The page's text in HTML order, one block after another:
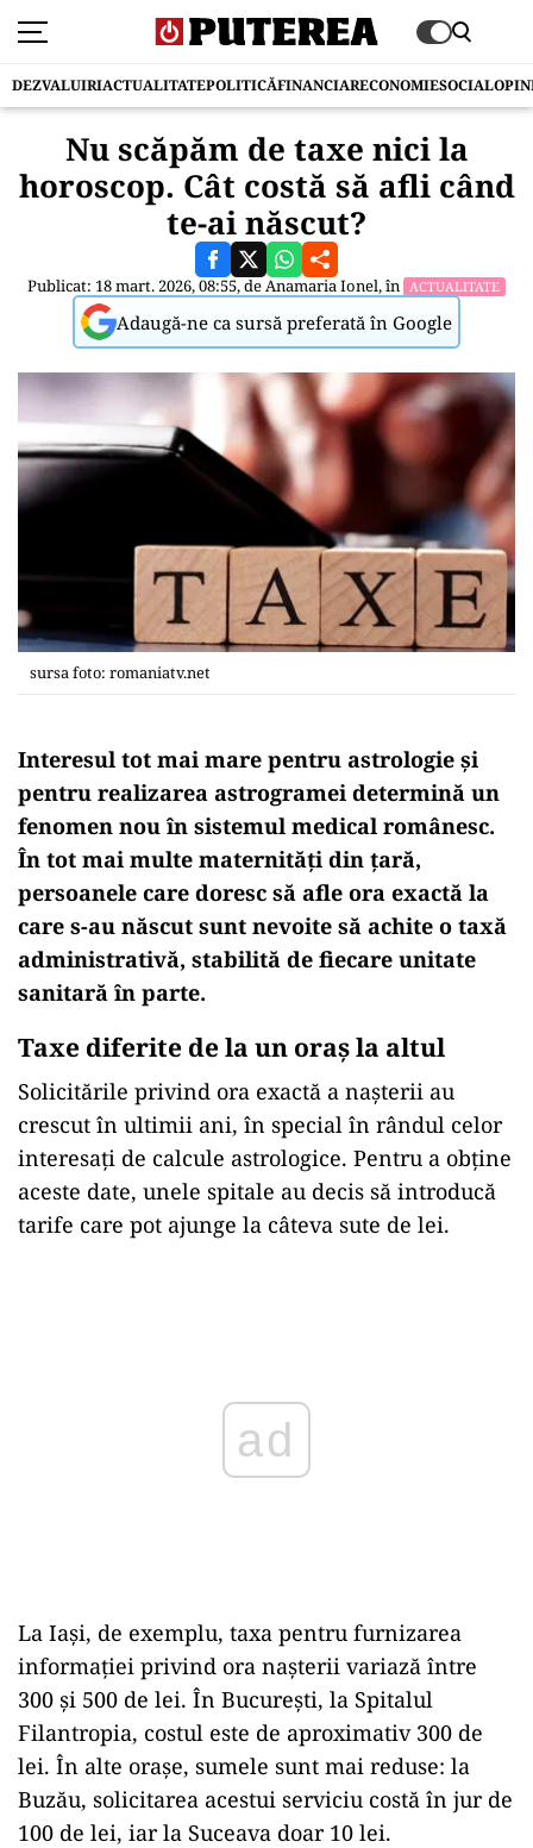
DEZVALUIRIACTUALITATEPOLITICĂFINANCIARECONOMIESOCIAL
Nu scăpăm de taxe nici la
horoscop. Cât costă să afli când
te-ai născut?
Publicat: 18 mart. 2026, 08:55, deAnamaria Ionel, în ACTUALITATE
Adaugă-ne ca sursă preferată în Google
sursa foto: romaniatv.net
Interesul tot mai mare pentru astrologie și
pentru realizarea astrogramei determină un
fenomen nou în sistemul medical românesc.
În tot mai multe maternități din țară,
persoanele care doresc să afle ora exactă la
care s-au născut sunt nevoite să achite o taxă
administrativă, stabilită de fiecare unitate
sanitară în parte.
Taxe diferite de la un oraș la altul
Solicitările privind ora exactă a nașterii au
crescut în ultimii ani, în special în rândul celor
interesați de calcule astrologice. Pentru a obține
aceste date, unele spitale au decis să introducă
tarife care pot ajunge la câteva sute de lei.
ad
La Iași, de exemplu, taxa pentru furnizarea
informației privind ora nașterii variază între
300 și 500 de lei. În București, la Spitalul
Filantropia, costul este de aproximativ 300 de
lei. În alte orașe, sumele sunt mai reduse: la
Buzău, solicitarea acestui serviciu costă în jur de
100 de lei, iar la Suceava doar 10 lei.